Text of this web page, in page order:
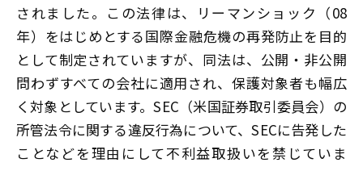
されました。この法律は、リーマンショック（08
年）をはじめとする国際金融危機の再発防止を目的
として制定されていますが、同法は、公開・非公開
問わずすべての会社に適用され、保護対象者も幅広
く対象としています。SEC（米国証券取引委員会）の
所管法令に関する違反行為について、SECに告発した
ことなどを理由にして不利益取扱いを禁じていま